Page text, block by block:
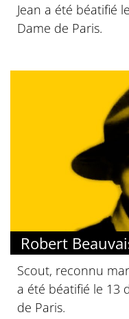
Jean a été béatifié
Dame de Paris.
Robert
Scout, reconnu
a été béatifié le 13
de Paris.